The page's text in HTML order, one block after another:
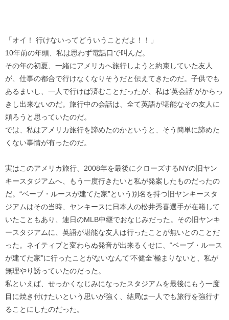
「オイ！ 行けないってどういうことだよ！！」
10年前の年頭、私は思わず電話口で叫んだ。
その年の初夏、一緒にアメリカへ旅行しようと約束していた友人
が、仕事の都合で行けなくなりそうだと伝えてきたのだ。子供でも
あるまいし、一人で行けば済むことだったが、私は‘英会話’がからっ
きし出来ないのだ。旅行中の会話は、全て英語が堪能なその友人に
頼ろうと思っていたのだ。
では、私はアメリカ旅行を諦めたのかというと、そう簡単に諦めた
くない事情が有ったのだ。
実はこのアメリカ旅行、2008年を最後にクローズするNYの旧ヤン
キースタジアムへ、もう一度行きたいと私が発案したものだったの
だ。“ベーブ・ルースが建てた家”という別名を持つ旧ヤンキースタ
ジアムはその当時、ヤンキースに日本人の松井秀喜選手が在籍して
いたこともあり、連日のMLB中継でおなじみだった。その旧ヤンキ
ースタジアムに、英語が堪能な友人は行ったことが無いとのことだ
った。ネイティブと変わらぬ発音が出来るくせに、“ベーブ・ルース
が建てた家”に行ったことがないなんて‘不健全’極まりないと、私が
無理やり誘っていたのだった。
私といえば、せっかくなじみになったスタジアムを最後にもう一度
目に焼き付けたいという思いが強く、結局は一人でも旅行を強行す
ることにしたのだった。